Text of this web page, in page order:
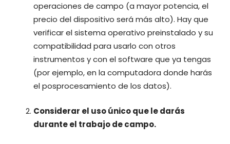
operaciones de campo (a mayor potencia, el
precio del dispositivo será más alto). Hay que
verificar el sistema operativo preinstalado y su
compatibilidad para usarlo con otros
instrumentos y con el software que ya tengas
(por ejemplo, en la computadora donde harás
el posprocesamiento de los datos).
Considerar el uso único que le darás
durante el trabajo de campo.